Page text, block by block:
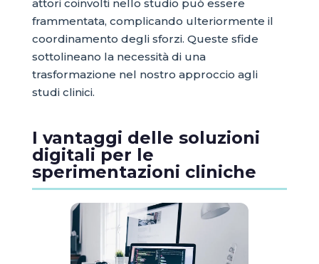
attori coinvolti nello studio può essere
frammentata, complicando ulteriormente il
coordinamento degli sforzi. Queste sfide
sottolineano la necessità di una
trasformazione nel nostro approccio agli
studi clinici.
I vantaggi delle soluzioni
digitali per le
sperimentazioni cliniche